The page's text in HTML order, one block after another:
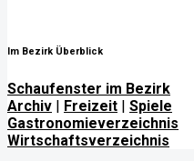
Im Bezirk Überblick
Schaufenster im Bezirk
Archiv | Freizeit | Spiele
Gastronomieverzeichnis
Wirtschaftsverzeichnis